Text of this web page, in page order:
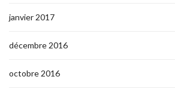
janvier 2017
décembre 2016
octobre 2016